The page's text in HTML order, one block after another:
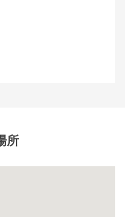
所